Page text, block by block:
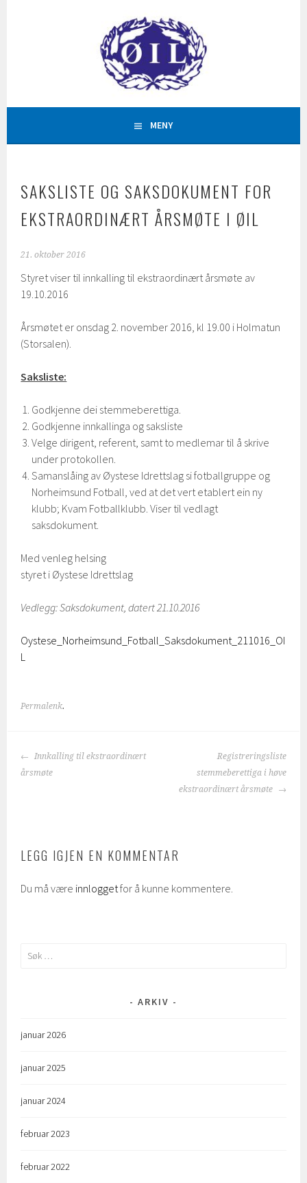
ØYSTESE IDRETTSLAG
AKTIVITETAR FOR ALLE
MENY
SAKSLISTE OG SAKSDOKUMENT FOR
EKSTRAORDINÆRT ÅRSMØTE I ØIL
21. oktober 2016
Styret viser til innkalling til ekstraordinært årsmøte av
19.10.2016
Årsmøtet er onsdag 2. november 2016, kl 19.00 i Holmatun
(Storsalen).
Saksliste:
Godkjenne dei stemmeberettiga.
Godkjenne innkallinga og saksliste
Velge dirigent, referent, samt to medlemar til å skrive
under protokollen.
Samanslåing av Øystese Idrettslag si fotballgruppe og
Norheimsund Fotball, ved at det vert etablert ein ny
klubb; Kvam Fotballklubb. Viser til vedlagt
saksdokument.
Med venleg helsing
styret i Øystese Idrettslag
Vedlegg: Saksdokument, datert 21.10.2016
Oystese_Norheimsund_Fotball_Saksdokument_211016_OI
L
Permalenk.
INNLEGGSNAVIGASJON
Innkalling til ekstraordinært
årsmøte
Registreringsliste
stemmeberettiga i høve
ekstraordinært årsmøte
LEGG IGJEN EN KOMMENTAR
Du må være innloggetfor å kunne kommentere.
Søk
ARKIV
januar 2026
januar 2025
januar 2024
februar 2023
februar 2022